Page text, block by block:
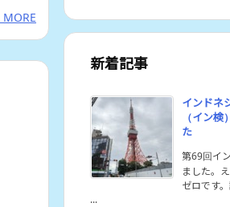
MORE
新着記事
インドネ
（イン
た
第69回イ
ました。
ゼロです
...